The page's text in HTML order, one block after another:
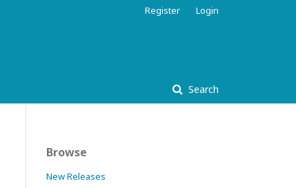
Search
Register Login
Browse
New Releases